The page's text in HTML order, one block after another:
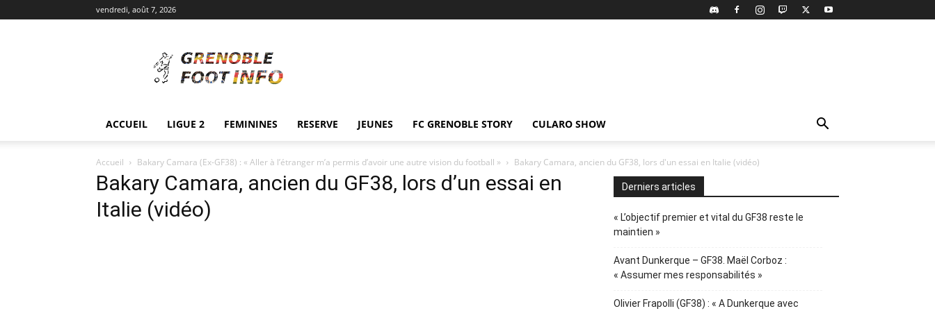
vendredi, août 7, 2026
Foot
Info
ACCUEIL LIGUE 2 FEMININES RESERVE JEUNES FC GRENOBLE STORY CULARO SHOW
Accueil Bakary Camara (Ex-GF38) : « Aller à l’étranger m’a permis d’avoir une autre vision du football » Bakary Camara, ancien du GF38, lors d'un essai en Italie (vidéo)
Bakary Camara, ancien du GF38, lors d’un essai en
Italie (vidéo)
Derniers articles
« L’objectif premier et vital du GF38 reste le
maintien »
Avant Dunkerque – GF38. Maël Corboz :
« Assumer mes responsabilités »
Olivier Frapolli (GF38) : « A Dunkerque avec